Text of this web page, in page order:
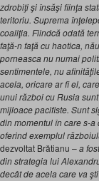
zdrobiţi şi însăşi fiinţa
teritoriu. Suprema
coaliţia. Fiindcă odată
faţă-n faţă cu haotica,
porneasca nu numai
sentimentele, nu
acela, oricare ar fi el,
unui război cu Rusia
mijloace pacifiste. Sunt
din momentul în care s-
oferind exemplul
dezvoltat Brătianu –a
din strategia lui
decât de acela care va